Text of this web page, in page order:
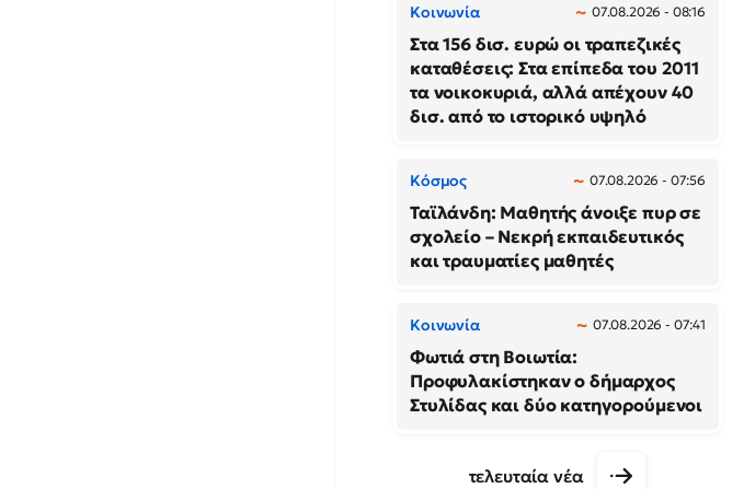
Κοινωνία 07.08.2026 - 08:16
Στα 156 δισ. ευρώ οι τραπεζικές
καταθέσεις: Στα επίπεδα του 2011
τα νοικοκυριά, αλλά απέχουν 40
δισ. από το ιστορικό υψηλό
Κόσμος 07.08.2026 - 07:56
Ταϊλάνδη: Μαθητής άνοιξε πυρ σε
σχολείο – Νεκρή εκπαιδευτικός
και τραυματίες μαθητές
Κοινωνία 07.08.2026 - 07:41
Φωτιά στη Βοιωτία:
Προφυλακίστηκαν ο δήμαρχος
Στυλίδας και δύο κατηγορούμενοι
τελευταία νέα